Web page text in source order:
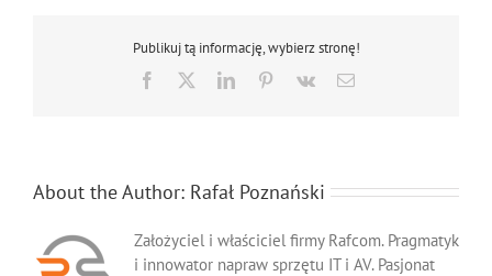
Publikuj tą informację, wybierz stronę!
Facebook LinkedInPinterest
Vk Email
About the Author: Rafał Poznański
Założyciel i właściciel firmy Rafcom. Pragmatyk
i innowator napraw sprzętu IT i AV. Pasjonat